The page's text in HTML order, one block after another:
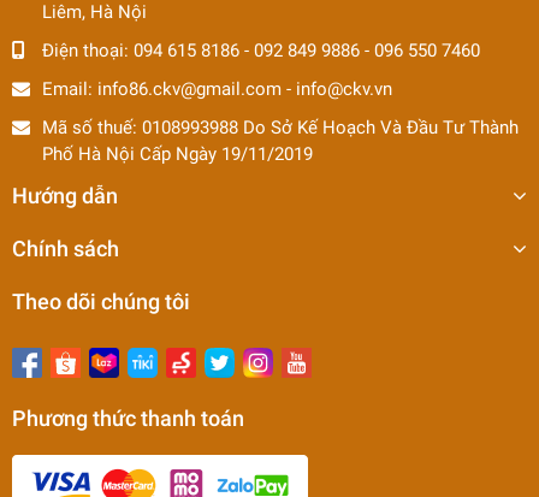
Liêm, Hà Nội
Điện thoại: 094 615 8186 - 092 849 9886 - 096 550 7460
Email: info86.ckv@gmail.com - info@ckv.vn
Mã số thuế: 0108993988 Do Sở Kế Hoạch Và Đầu Tư Thành
Phố Hà Nội Cấp Ngày 19/11/2019
Hướng dẫn
Chính sách
Theo dõi chúng tôi
Phương thức thanh toán